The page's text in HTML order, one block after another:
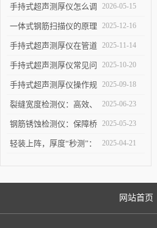
校准方法与复杂曲面测量
操作技巧
个使用误区，第3个最容
易踩坑
手持式超声测厚仪怎么调
参数，出厂设置量程修正
使用教程
2026-05-15
一体式钢筋扫描仪的原理
与优势：快速、无损检测
混凝土中钢筋的科学依据
2025-12-16
手持式超声测厚仪在管道
壁厚检测中的具体应用
2025-11-14
手持式超声测厚仪常见问
题解析：解决数据波动、
探头故障，保障测量结果
可靠
2025-10-20
手持式超声测厚仪操作规
范：测点选择、数据记录
与环境干扰规避要点
2025-09-18
裂缝宽度检测仪：高效、
精准的裂缝检测解决方案
2025-06-23
钢筋锈蚀检测仪：保障桥
梁与建筑安全的智能检测
2025-05-23
轻装上阵，厚度“秒测”：
升检测效率？
2025-04-21
网站首页